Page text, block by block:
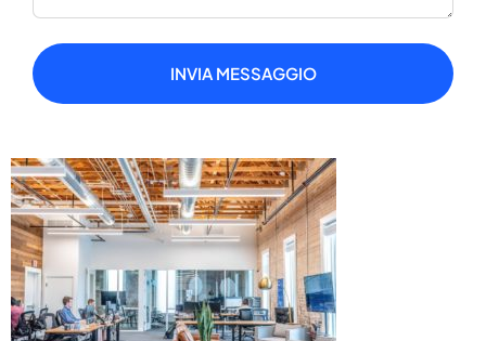
INVIA MESSAGGIO